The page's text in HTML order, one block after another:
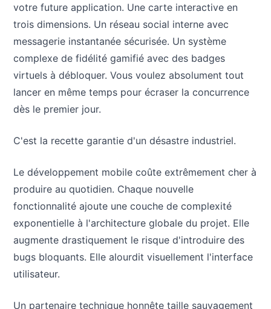
votre future application. Une carte interactive en
trois dimensions. Un réseau social interne avec
messagerie instantanée sécurisée. Un système
complexe de fidélité gamifié avec des badges
virtuels à débloquer. Vous voulez absolument tout
lancer en même temps pour écraser la concurrence
dès le premier jour.
C'est la recette garantie d'un désastre industriel.
Le développement mobile coûte extrêmement cher à
produire au quotidien. Chaque nouvelle
fonctionnalité ajoute une couche de complexité
exponentielle à l'architecture globale du projet. Elle
augmente drastiquement le risque d'introduire des
bugs bloquants. Elle alourdit visuellement l'interface
utilisateur.
Un partenaire technique honnête taille sauvagement